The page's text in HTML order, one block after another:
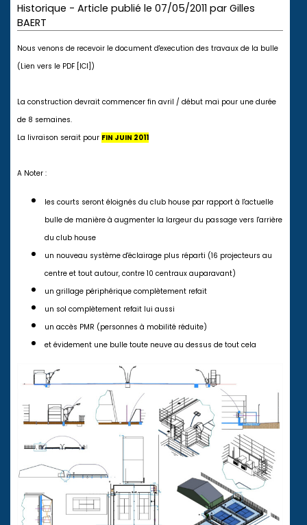
Historique - Article publié le 07/05/2011 par Gilles
BAERT
Nous venons de recevoir le document d'execution des travaux de la bulle
(Lien vers le PDF [ICI] )
La construction devrait commencer fin avril / début mai pour une durée
de 8 semaines.
La livraison serait pour FIN JUIN 2011
A Noter :
les courts seront éloignés du club house par rapport à l'actuelle
bulle de manière à augmenter la largeur du passage vers l'arrière
du club house
un nouveau système d'éclairage plus réparti (16 projecteurs au
centre et tout autour, contre 10 centraux auparavant)
un grillage périphérique complètement refait
un sol complètement refait lui aussi
un accès PMR (personnes à mobilité réduite)
et évidement une bulle toute neuve au dessus de tout cela